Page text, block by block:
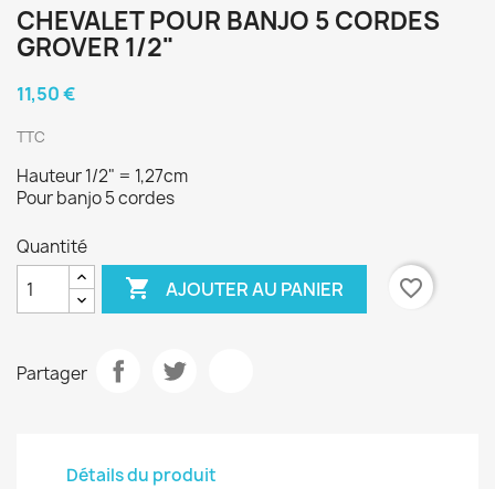
CHEVALET POUR BANJO 5 CORDES
GROVER 1/2"
11,50 €
TTC
Hauteur 1/2" = 1,27cm
Pour banjo 5 cordes
Quantité
 AJOUTER AU PANIER favorite_border
Partager
Détails du produit